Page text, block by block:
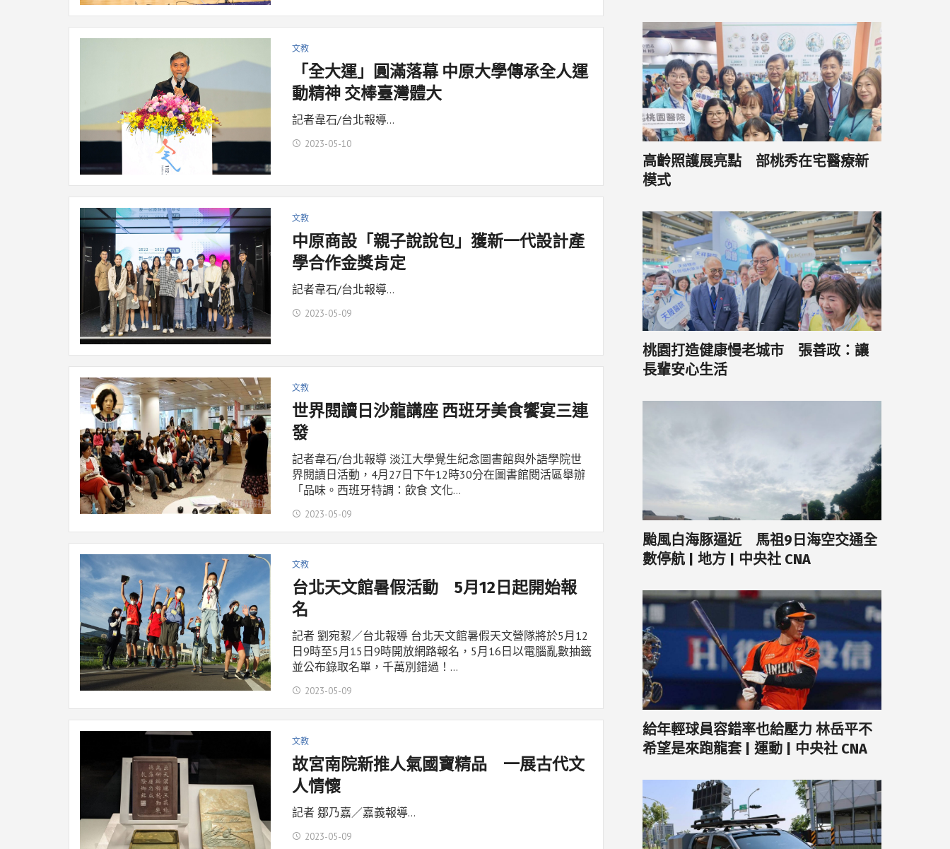
文教
「全大運」圓滿落幕 中原大學傳承全人運
動精神 交棒臺灣體大
記者韋石/台北報導…
2023-05-10
文教
中原商設「親子說說包」獲新一代設計產
學合作金獎肯定
記者韋石/台北報導…
2023-05-09
文教
世界閱讀日沙龍講座 西班牙美食饗宴三連
發
記者韋石/台北報導 淡江大學覺生紀念圖書館與外語學院世
界閱讀日活動，4月27日下午12時30分在圖書館閱活區舉辦
「品味。西班牙特調：飲食 文化…
2023-05-09
文教
台北天文館暑假活動 5月12日起開始報
名
記者 劉宛絜／台北報導 台北天文館暑假天文營隊將於5月12
日9時至5月15日9時開放網路報名，5月16日以電腦亂數抽籤
並公布錄取名單，千萬別錯過！…
2023-05-09
文教
故宮南院新推人氣國寶精品 一展古代文
人情懷
記者 鄒乃嘉／嘉義報導…
2023-05-09
高齡照護展亮點 部桃秀在宅醫療新
模式
桃園打造健康慢老城市 張善政：讓
長輩安心生活
颱風白海豚逼近 馬祖9日海空交通全
數停航 | 地方 | 中央社 CNA
給年輕球員容錯率也給壓力 林岳平不
希望是來跑龍套 | 運動 | 中央社 CNA